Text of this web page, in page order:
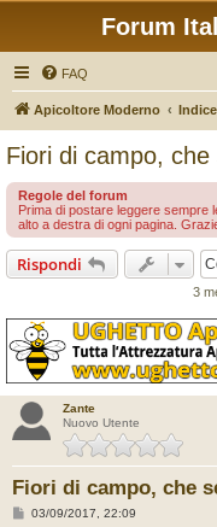
Forum
FAQ
Apicoltore Moderno Indice
Fiori di campo,
Regole del forum
Prima di postare leggere sempre
alto a destra di ogni pagina.
Rispondi
3
Zante
Nuovo Utente
Fiori di campo, che
M03/09/2017, 22:09